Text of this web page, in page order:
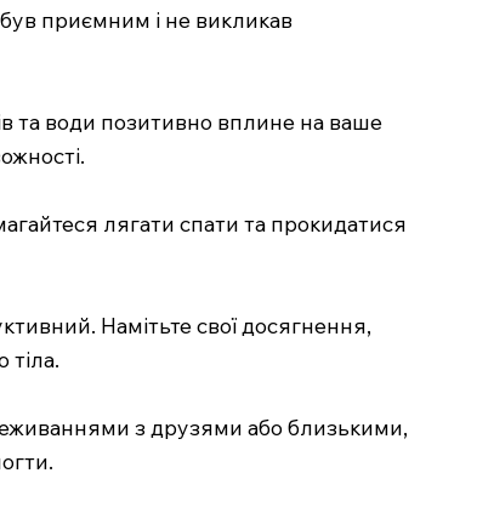
приємним і не викликав
та води позитивно вплине на ваше
лягати спати та прокидатися
Намітьте свої досягнення,
тіла.
з друзями або близькими,